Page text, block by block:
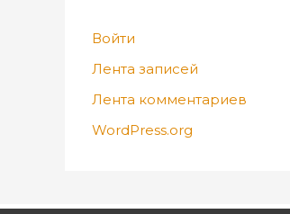
Войти
Лента записей
Лента комментариев
WordPress.org